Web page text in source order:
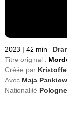
2023 | 42 min |
Titre original :
Créée par
Avec Maja
Nationalité Pologne